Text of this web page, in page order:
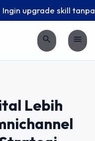
upgrade skill tanpa
search menu
Lebih